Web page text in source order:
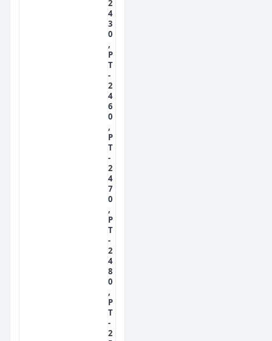
2
4
3
0
,
P
T
-
2
4
6
0
,
P
T
-
2
4
7
0
,
P
T
-
2
4
8
0
,
P
T
-
2